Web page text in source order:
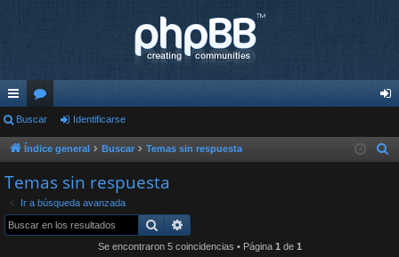
nl
ac
es
rá
pi
or
os nti
Buscar Identificarse
Índice general Buscar Temas sin respuesta
Temas sin respuesta
Ir a búsqueda avanzada
Buscar
Se encontraron 5 coincidencias • Página 1 de 1